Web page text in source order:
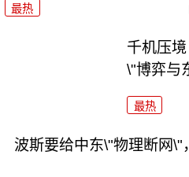
最热
千机压
\"博弈与
最热
波斯要给中东\"物理断网\"